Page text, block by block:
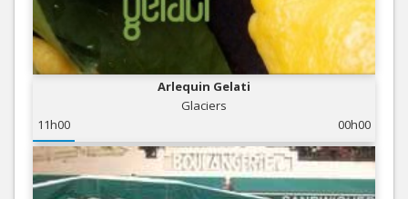
Arlequin Gelati
Glaciers
11h00
00h00